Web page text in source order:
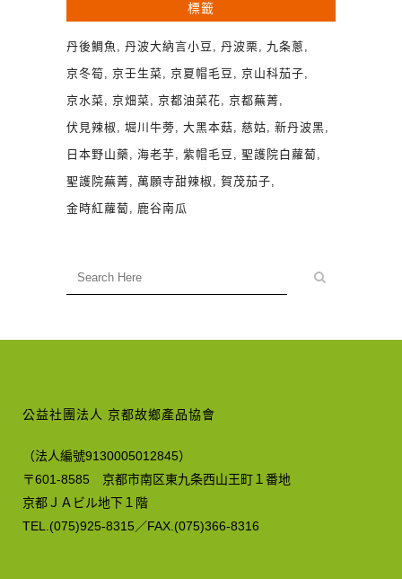
標籤
丹後鯛魚 丹波大納言小豆 丹波栗
九条蔥
京冬筍
京壬生菜 京夏帽毛豆
京山科茄子
京水菜
京畑菜 京都油菜花
京都蕪菁
伏見辣椒
堀川牛蒡 大黑本菇 慈姑
新丹波黑
日本野山藥
海老芋 紫帽毛豆
聖護院白蘿蔔
聖護院蕪菁
萬願寺甜辣椒
賀茂茄子
金時紅蘿蔔
鹿谷南瓜
公益社團法人 京都故鄉產品協會
（法人編號9130005012845）
〒601-8585 京都市南区東九条西山王町１番地
京都ＪＡビル地下１階
TEL.(075)925-8315／FAX.(075)366-8316